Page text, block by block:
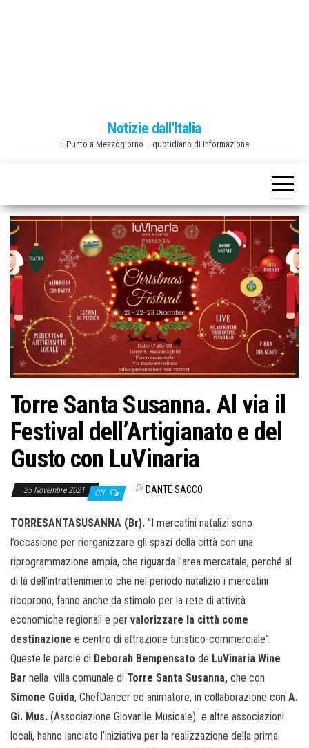
Notizie dall'Italia
Il Punto a Mezzogiorno – quotidiano di informazione
Torre Santa Susanna. Al via il
Festival dell’Artigianato e del
Gusto con LuVinaria
25 Novembre 2021 Off Di DANTE SACCO
TORRESANTASUSANNA (Br). “I mercatini natalizi sono
l’occasione per riorganizzare gli spazi della città con una
riprogrammazione ampia, che riguarda l’area mercatale, perché al
di là dell’intrattenimento che nel periodo natalizio i mercatini
ricoprono, fanno anche da stimolo per la rete di attività
economiche regionali e per valorizzare la città come
destinazione e centro di attrazione turistico-commerciale”.
Queste le parole di Deborah Bempensato de LuVinaria Wine
Bar nella villa comunale di Torre Santa Susanna, che con
Simone Guida, ChefDancer ed animatore, in collaborazione con A.
Gi. Mus. (Associazione Giovanile Musicale) e altre associazioni
locali, hanno lanciato l’iniziativa per la realizzazione della prima